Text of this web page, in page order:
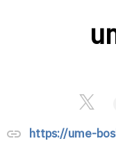
link https://ume-